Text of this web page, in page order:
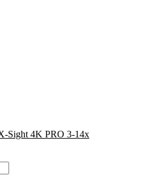
Sight 4K PRO 3-14x